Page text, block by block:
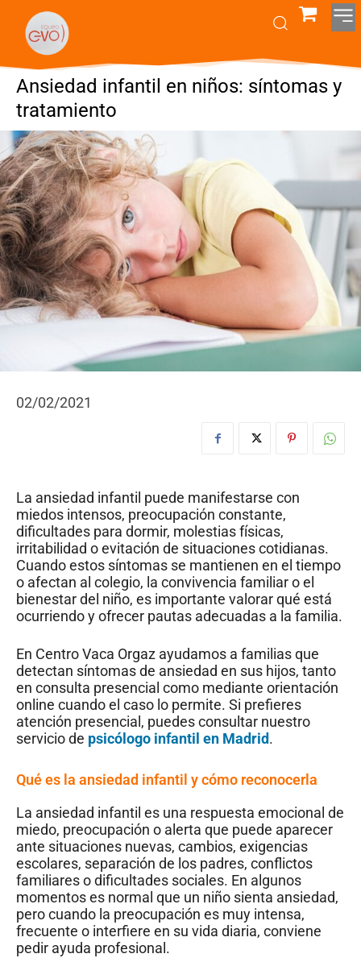
Ansiedad infantil en niños: síntomas y
tratamiento
02/02/2021
La ansiedad infantil puede manifestarse con
miedos intensos, preocupación constante,
dificultades para dormir, molestias físicas,
irritabilidad o evitación de situaciones cotidianas.
Cuando estos síntomas se mantienen en el tiempo
o afectan al colegio, la convivencia familiar o el
bienestar del niño, es importante valorar qué está
ocurriendo y ofrecer pautas adecuadas a la familia.
En Centro Vaca Orgaz ayudamos a familias que
detectan síntomas de ansiedad en sus hijos, tanto
en consulta presencial como mediante orientación
online cuando el caso lo permite. Si prefieres
atención presencial, puedes consultar nuestro
servicio de psicólogo infantil en Madrid.
Qué es la ansiedad infantil y cómo reconocerla
La ansiedad infantil es una respuesta emocional de
miedo, preocupación o alerta que puede aparecer
ante situaciones nuevas, cambios, exigencias
escolares, separación de los padres, conflictos
familiares o dificultades sociales. En algunos
momentos es normal que un niño sienta ansiedad,
pero cuando la preocupación es muy intensa,
frecuente o interfiere en su vida diaria, conviene
pedir ayuda profesional.